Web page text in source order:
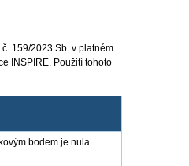
159/2023 Sb. v platném
INSPIRE. Použití tohoto
bodem je nula